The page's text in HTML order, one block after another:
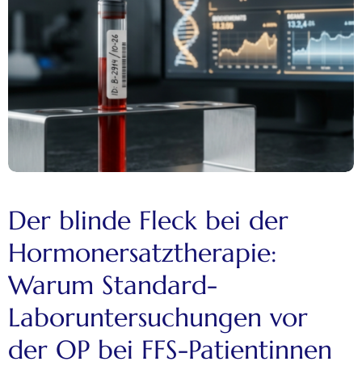
Der blinde Fleck bei der
Hormonersatztherapie:
Warum Standard-
Laboruntersuchungen vor
der OP bei FFS-Patientinnen